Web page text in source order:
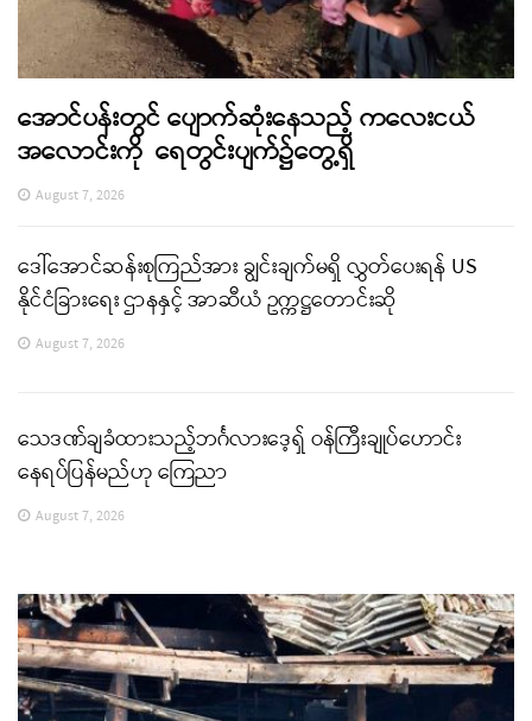
အောင်ပန်းတွင် ပျောက်ဆုံးနေသည့် ကလေးငယ်
အလောင်းကို ရေတွင်းပျက်၌တွေ့ရှိ
August 7, 2026
ဒေါ်အောင်ဆန်းစုကြည်အား ချွင်းချက်မရှိ လွှတ်ပေးရန် US
နိုင်ငံခြားရေး ဌာနနှင့် အာဆီယံ ဥက္ကဋ္ဌတောင်းဆို
August 7, 2026
သေဒဏ်ချခံထားသည့်ဘင်္ဂလားဒေ့ရှ် ဝန်ကြီးချုပ်ဟောင်း
နေရပ်ပြန်မည်ဟု ကြေညာ
August 7, 2026